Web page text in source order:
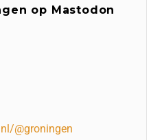
op Mastodon
@groningen